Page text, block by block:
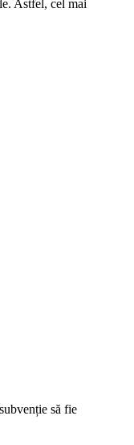
Astfel, cel mai
să fie